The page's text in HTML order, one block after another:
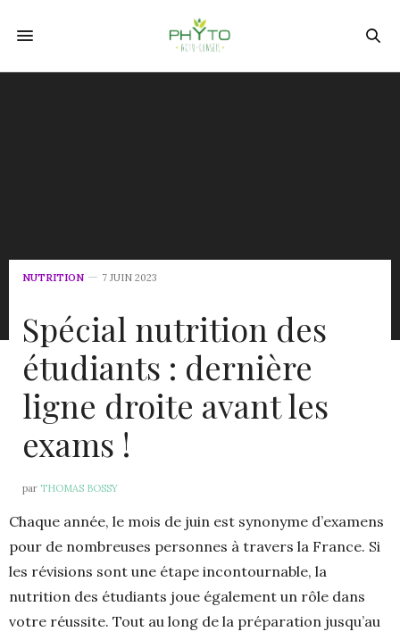
NUTRITION 7 JUIN 2023
Spécial nutrition des
étudiants : dernière
ligne droite avant les
exams !
par THOMAS BOSSY
Chaque année, le mois de juin est synonyme d’examens
pour de nombreuses personnes à travers la France. Si
les révisions sont une étape incontournable, la
nutrition des étudiants joue également un rôle dans
votre réussite. Tout au long de la préparation jusqu’au